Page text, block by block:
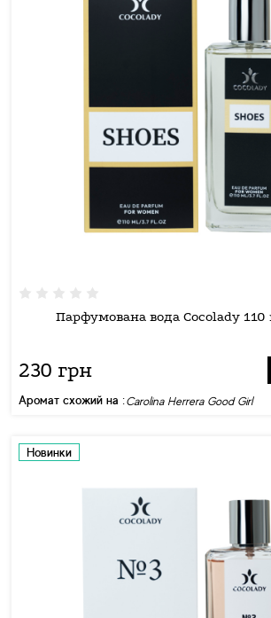
230 грн
Аромат схожий на :Carolina Herrera Good Girl
Новинки